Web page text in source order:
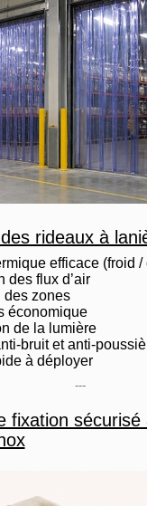
rideaux à
efficace (froid /
des flux d’air
des zones
économique
de la lumière
bruit et anti-
à déployer
---
fixation sécurisé